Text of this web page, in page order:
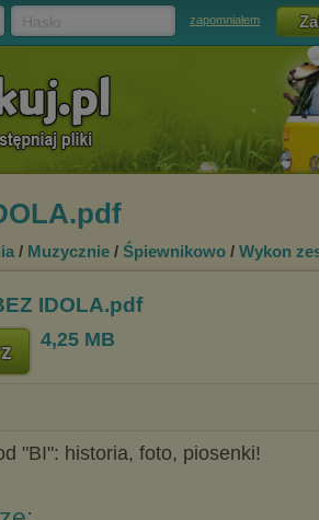
zapomniałem
/ Muzycznie / Śpiewnikowo / Wykon
IDOLA.pdf
4,25 MB
"BI": historia, foto, piosenki!